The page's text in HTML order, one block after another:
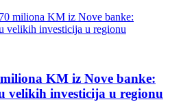
KM iz Nove banke:
velikih investicija u regionu